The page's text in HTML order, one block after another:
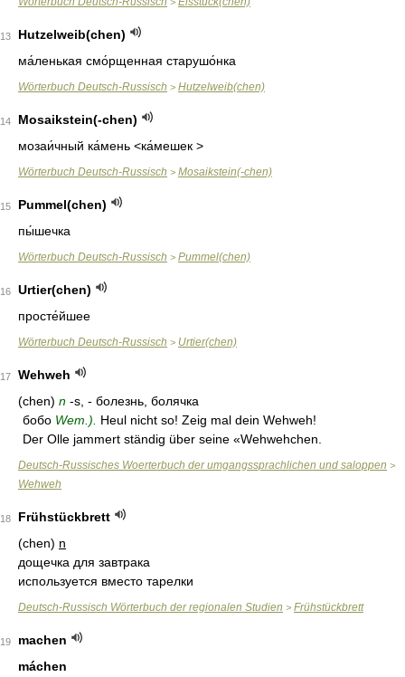
13
Hutzelweib(chen)
ма́ленькая смо́рщенная старушо́нка
Wörterbuch Deutsch-Russisch > Hutzelweib(chen)
14
Mosaikstein(-chen)
мозаи́чный ка́мень <ка́мешек >
Wörterbuch Deutsch-Russisch > Mosaikstein(-chen)
15
Pummel(chen)
пы́шечка
Wörterbuch Deutsch-Russisch > Pummel(chen)
16
Urtier(chen)
просте́йшее
Wörterbuch Deutsch-Russisch > Urtier(chen)
17
Wehweh
(chen) n -s, - болезнь, болячка
бобо Wem.).
Heul nicht so! Zeig mal dein Wehweh!
Der Olle jammert ständig über seine «Wehwehchen.
Deutsch-Russisches Woerterbuch der umgangssprachlichen und saloppen >
Wehweh
18
Frühstückbrett
(chen) n
дощечка для завтрака
используется вместо тарелки
Deutsch-Russisch Wörterbuch der regionalen Studien > Frühstückbrett
19
machen
máchen